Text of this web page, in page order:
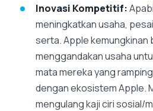
Inovasi Kompetitif:
meningkatkan usaha,
serta. Apple kemungkinan
menggandakan usaha
mata mereka yang
dengan ekosistem Apple.
mengulang kaji ciri sosial/